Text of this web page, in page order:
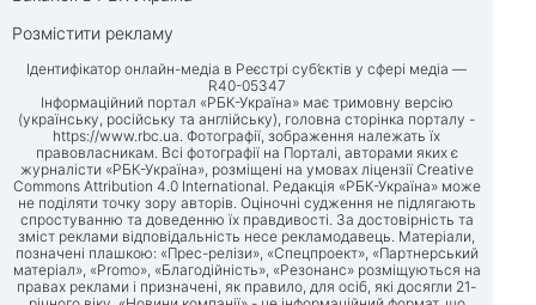
Розмістити рекламу
Ідентифікатор онлайн-медіа в Реєстрі суб’єктів у сфері медіа —
R40-05347
Інформаційний портал «РБК-Україна» має тримовну версію
(українську, російську та англійську), головна сторінка порталу -
https://www.rbc.ua. Фотографії, зображення належать їх
правовласникам. Всі фотографії на Порталі, авторами яких є
журналісти «РБК-Україна», розміщені на умовах ліцензії Creative
Commons Attribution 4.0 International. Редакція «РБК-Україна» може
не поділяти точку зору авторів. Оціночні судження не підлягають
спростуванню та доведенню їх правдивості. За достовірність та
зміст реклами відповідальність несе рекламодавець. Матеріали,
позначені плашкою: «Прес-релізи», «Спецпроект», «Партнерський
матеріал», «Promo», «Благодійність», «Резонанс» розміщуються на
правах реклами і призначені, як правило, для осіб, які досягли 21-